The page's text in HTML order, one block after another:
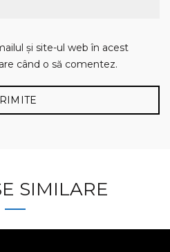
și site-ul web în acest
când o să comentez.
SIMILARE